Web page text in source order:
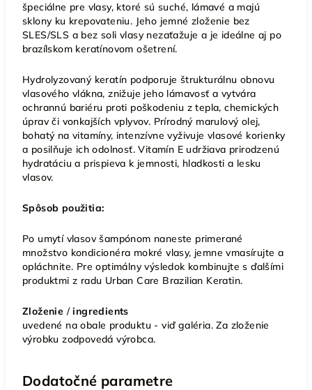
špeciálne pre vlasy, ktoré sú suché, lámavé a majú
sklony ku krepovateniu. Jeho jemné zloženie bez
SLES/SLS a bez soli vlasy nezaťažuje a je ideálne aj po
brazílskom keratínovom ošetrení.
Hydrolyzovaný keratín podporuje štrukturálnu obnovu
vlasového vlákna, znižuje jeho lámavosť a vytvára
ochrannú bariéru proti poškodeniu z tepla, chemických
úprav či vonkajších vplyvov. Prírodný marulový olej,
bohatý na vitamíny, intenzívne vyživuje vlasové korienky
a posilňuje ich odolnosť. Vitamín E udržiava prirodzenú
hydratáciu a prispieva k jemnosti, hladkosti a lesku
vlasov.
Spôsob použitia:
Po umytí vlasov šampónom naneste primerané
množstvo kondicionéra mokré vlasy, jemne vmasírujte a
opláchnite. Pre optimálny výsledok kombinujte s ďalšími
produktmi z radu Urban Care Brazilian Keratin.
Zloženie /ingredients
uvedené na obale produktu - viď galéria. Za zloženie
výrobku zodpovedá výrobca.
Dodatočné parametre